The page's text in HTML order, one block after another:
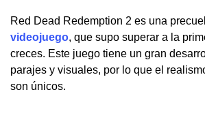
Red Dead Redemption 2 es una
videojuego, que supo superar a la
creces. Este juego tiene un gran
parajes y visuales, por lo que el
son únicos.